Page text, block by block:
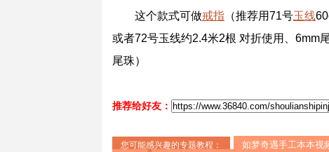
这个款式可做戒指 （推荐用71号玉线
或者72号玉线约2.4米2根 对折使用、6mm
尾珠）
推荐给好友：
您可能感兴趣的专题教程： 如梦奇遇手工本本视